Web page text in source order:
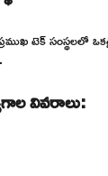
టెక్ సంస్థలలో
వివరాలు: